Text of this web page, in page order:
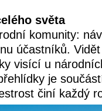
světa
komunity:
účastníků.
visící u
je
činí každý